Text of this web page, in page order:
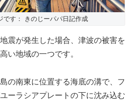
です： きのじーパパ日記作成
震が発生した場合、津波の被害を
い地域の一つです。
の南東に位置する海底の溝で、フ
ーラシアプレートの下に沈み込む